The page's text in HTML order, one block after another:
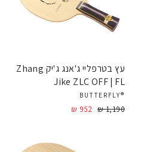
עץ בטרפליי ג'אנג ג'יק Zhang
Jike ZLC OFF | FL
®BUTTERFLY
מחיר
1,190 ₪
מחיר
952 ₪